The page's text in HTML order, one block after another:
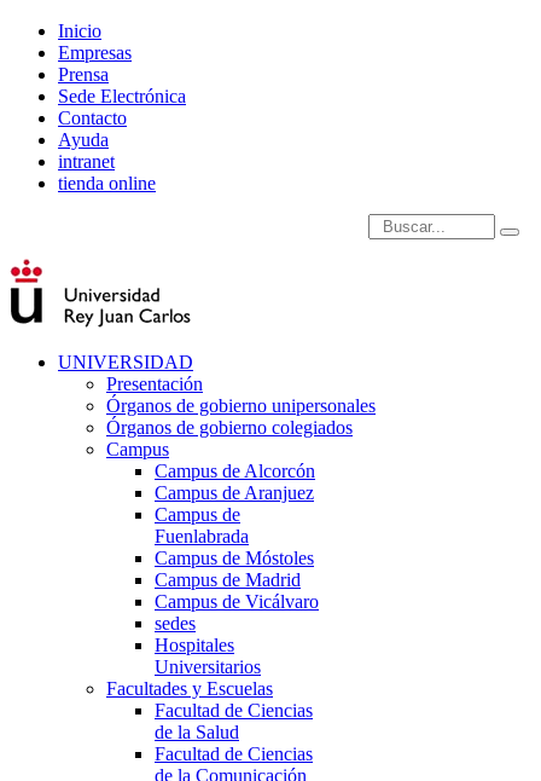
Inicio
Empresas
Prensa
Sede Electrónica
Contacto
Ayuda
intranet
tienda online
Introduce términos de
UNIVERSIDAD
Presentación
Órganos de gobierno unipersonales
Órganos de gobierno colegiados
Campus
Campus de Alcorcón
Campus de Aranjuez
Campus de
Fuenlabrada
Campus de Móstoles
Campus de Madrid
Campus de Vicálvaro
sedes
Hospitales
Universitarios
Facultades y Escuelas
Facultad de Ciencias
de la Salud
Facultad de Ciencias
de la Comunicación